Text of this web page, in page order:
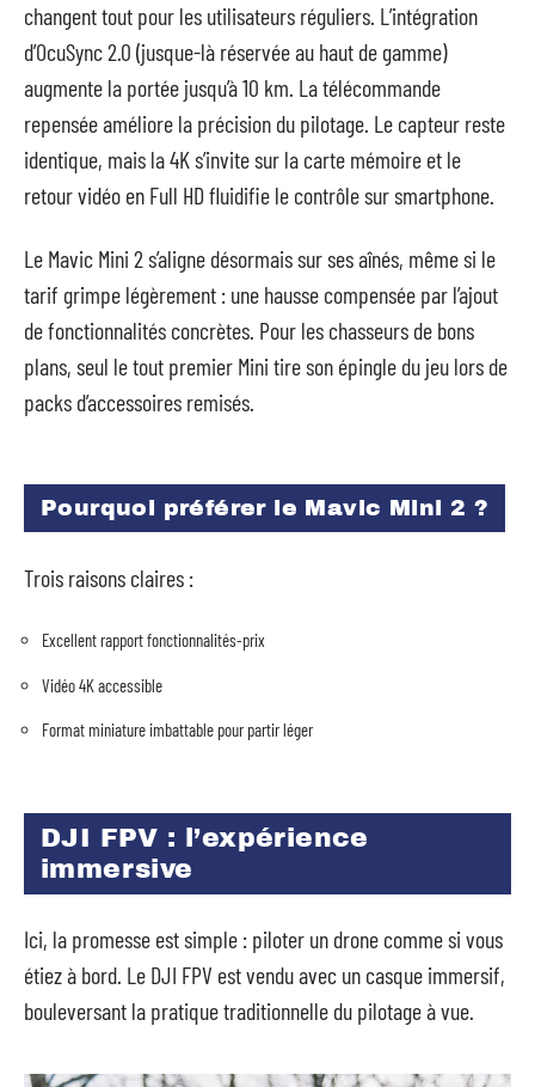
changent tout pour les utilisateurs réguliers. L’intégration
d’OcuSync 2.0 (jusque-là réservée au haut de gamme)
augmente la portée jusqu’à 10 km. La télécommande
repensée améliore la précision du pilotage. Le capteur reste
identique, mais la 4K s’invite sur la carte mémoire et le
retour vidéo en Full HD fluidifie le contrôle sur smartphone.
Le Mavic Mini 2 s’aligne désormais sur ses aînés, même si le
tarif grimpe légèrement : une hausse compensée par l’ajout
de fonctionnalités concrètes. Pour les chasseurs de bons
plans, seul le tout premier Mini tire son épingle du jeu lors de
packs d’accessoires remisés.
Pourquoi préférer le Mavic Mini 2 ?
Trois raisons claires :
Excellent rapport fonctionnalités-prix
Vidéo 4K accessible
Format miniature imbattable pour partir léger
DJI FPV : l’expérience
immersive
Ici, la promesse est simple : piloter un drone comme si vous
étiez à bord. Le DJI FPV est vendu avec un casque immersif,
bouleversant la pratique traditionnelle du pilotage à vue.